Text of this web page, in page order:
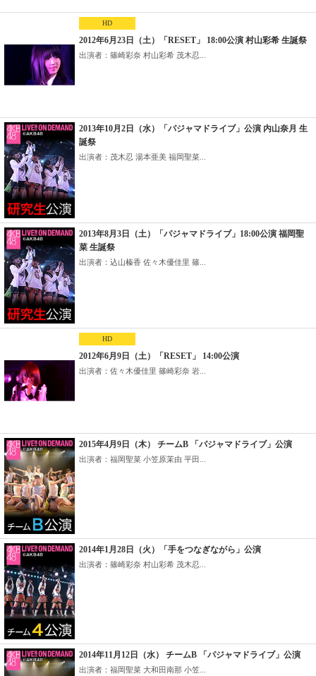
HD
2012年6月23日（土）「RESET」 18:00公演 村山彩希 生誕祭
出演者：篠崎彩奈 村山彩希 茂木忍...
2013年10月2日（水）「パジャマドライブ」公演 内山奈月 生
誕祭
出演者：茂木忍 湯本亜美 福岡聖菜...
2013年8月3日（土）「パジャマドライブ」18:00公演 福岡聖
菜 生誕祭
出演者：込山榛香 佐々木優佳里 篠...
HD
2012年6月9日（土）「RESET」 14:00公演
出演者：佐々木優佳里 篠崎彩奈 岩...
2015年4月9日（木） チームB 「パジャマドライブ」公演
出演者：福岡聖菜 小笠原茉由 平田...
2014年1月28日（火）「手をつなぎながら」公演
出演者：篠崎彩奈 村山彩希 茂木忍...
2014年11月12日（水） チームB 「パジャマドライブ」公演
出演者：福岡聖菜 大和田南那 小笠...